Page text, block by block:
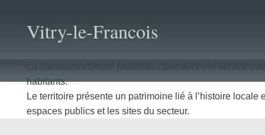
Vitry-le-Francois
habitants.
Le territoire présente un patrimoine lié à l’histoire
espaces publics et les sites du secteur.